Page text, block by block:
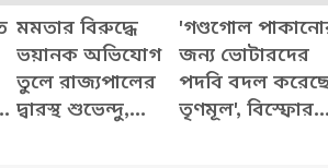
মমতার বিরুদ্ধে
ভয়ানক অভিযোগ
তুলে রাজ্যপালের
দ্বারস্থ শুভেন্দু,
'গণ্ডগোল
জন্য ভোটারদের
পদবি বদল
তৃণমূল',